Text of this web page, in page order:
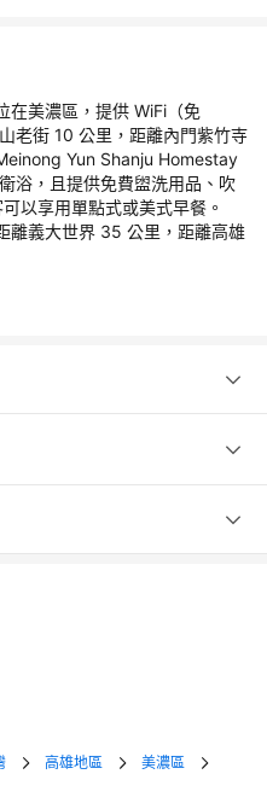
美濃區，提供 WiFi（免
老街 10 公里，距離內門紫竹寺
Yun Shanju Homestay
浴，且提供免費盥洗用品、吹
以享用單點式或美式早餐。
離義大世界 35 公里，距離高雄
高雄地區
美濃區